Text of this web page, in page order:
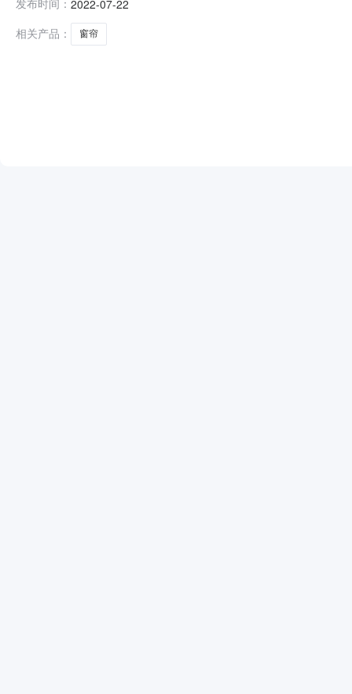
思亮、徐伟微（采购人代表）总成交金额￥66.545820
发布时间： 2022-07-22
相关产品：
窗帘